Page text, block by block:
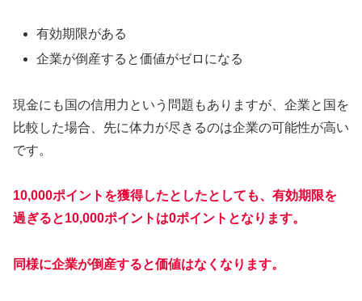
有効期限がある
企業が倒産すると価値がゼロになる
現金にも国の信用力という問題もありますが、企業と国を
比較した場合、先に体力が尽きるのは企業の可能性が高い
です。
10,000ポイントを獲得したとしたとしても、有効期限を
過ぎると10,000ポイントは0ポイントとなります。
同様に企業が倒産すると価値はなくなります。